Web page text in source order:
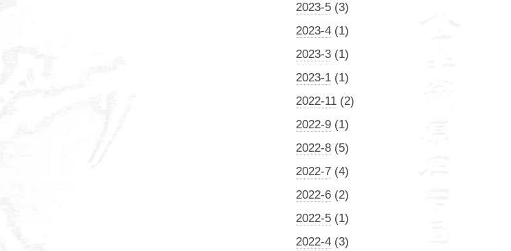
2023-5 (3)
2023-4 (1)
2023-3 (1)
2023-1 (1)
2022-11 (2)
2022-9 (1)
2022-8 (5)
2022-7 (4)
2022-6 (2)
2022-5 (1)
2022-4 (3)